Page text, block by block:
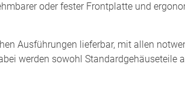
oder fester Frontplatte und
Ausführungen lieferbar, mit allen
werden sowohl Standardgehäuseteile